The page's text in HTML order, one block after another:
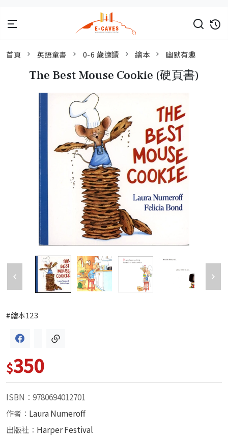
首頁 英語童書 0-6 歲適讀 繪本 幽默有趣
The Best Mouse Cookie (硬頁書)
#繪本123
$350
ISBN：9780694012701
作者： Laura Numeroff
出版社： Harper Festival